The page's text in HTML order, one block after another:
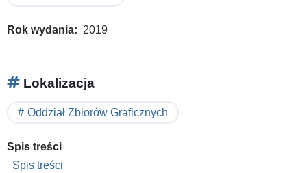
Rok wydania 2019
Lokalizacja
Oddział Zbiorów Graficznych
Spis treści
Spis treści